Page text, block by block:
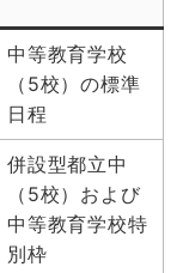
中等教育学校
（5校）の標準
日程
併設型都立中
（5校）および
中等教育学校特
別枠